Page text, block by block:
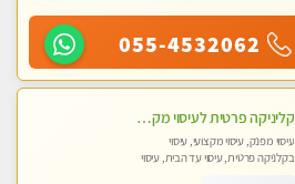
055-4532062
קליניקה פרטית לעיסוי מקצועי ואלטרנטיבי ברמה גבוהה VIP תתקשר ..... highly recommended..new in the city
עיסוי מפנק, עיסוי מקצועי, עיסוי
בקלניקה פרטית, עיסוי עד הבית, עיסוי